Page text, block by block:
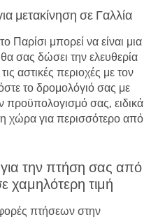
μετακίνηση σε Γαλλία
Παρίσι μπορεί να είναι μια
σας δώσει την ελευθερία
αστικές περιοχές με τον
το δρομολόγιό σας με
προϋπολογισμό σας, ειδικά
χώρα για περισσότερο από
την πτήση σας από
χαμηλότερη τιμή
πτήσεων στην